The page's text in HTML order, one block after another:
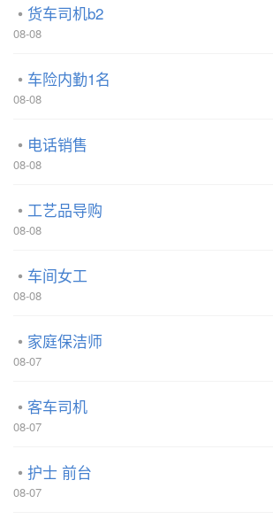
货车司机b2
08-08
车险内勤1名
08-08
电话销售
08-08
工艺品导购
08-08
车间女工
08-08
家庭保洁师
08-07
客车司机
08-07
护士 前台
08-07